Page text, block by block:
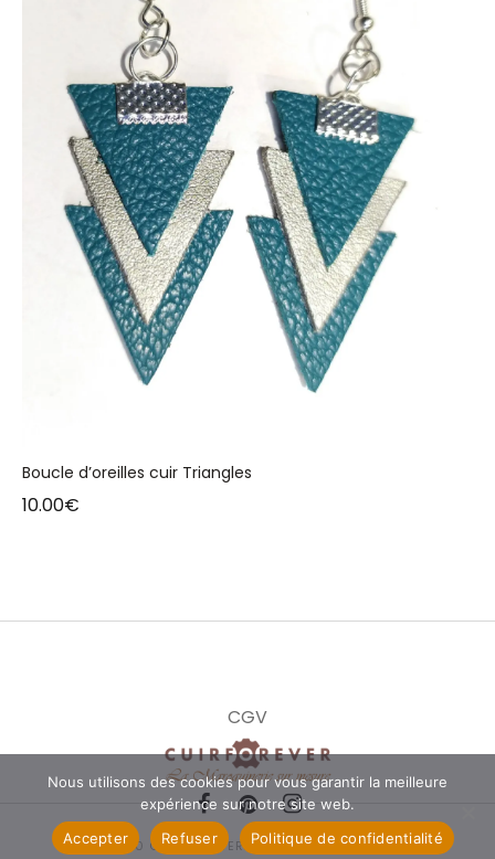
Boucle d’oreilles cuir Triangles
10.00€
CGV
© 2020 CUIRFOREVER. ALL RIGHTS RESERVED.
Nous utilisons des cookies pour vous garantir la meilleure
expérience sur notre site web.
Accepter
Refuser Politique de confidentialité